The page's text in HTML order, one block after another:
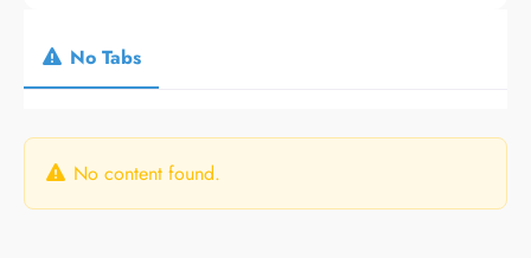
No Tabs
No content found.